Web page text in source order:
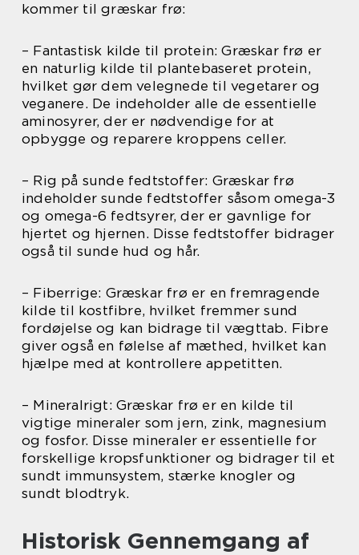
kommer til græskar frø:
– Fantastisk kilde til protein: Græskar frø er
en naturlig kilde til plantebaseret protein,
hvilket gør dem velegnede til vegetarer og
veganere. De indeholder alle de essentielle
aminosyrer, der er nødvendige for at
opbygge og reparere kroppens celler.
– Rig på sunde fedtstoffer: Græskar frø
indeholder sunde fedtstoffer såsom omega-3
og omega-6 fedtsyrer, der er gavnlige for
hjertet og hjernen. Disse fedtstoffer bidrager
også til sunde hud og hår.
– Fiberrige: Græskar frø er en fremragende
kilde til kostfibre, hvilket fremmer sund
fordøjelse og kan bidrage til vægttab. Fibre
giver også en følelse af mæthed, hvilket kan
hjælpe med at kontrollere appetitten.
– Mineralrigt: Græskar frø er en kilde til
vigtige mineraler som jern, zink, magnesium
og fosfor. Disse mineraler er essentielle for
forskellige kropsfunktioner og bidrager til et
sundt immunsystem, stærke knogler og
sundt blodtryk.
Historisk Gennemgang af